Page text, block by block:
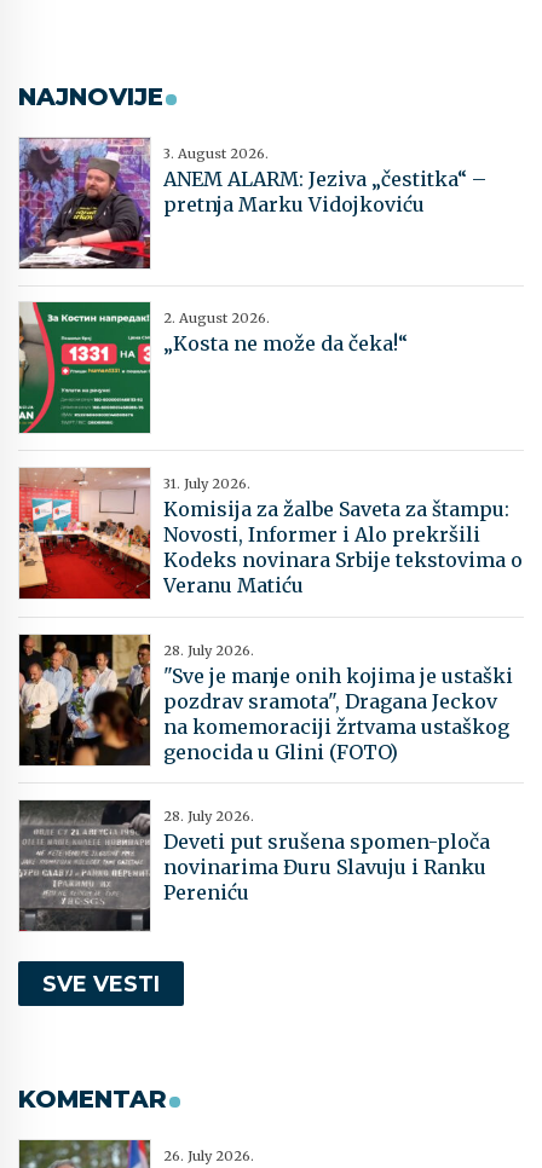
NAJNOVIJE
3. August 2026.
ANEM ALARM: Jeziva „čestitka“ –
pretnja Marku Vidojkoviću
2. August 2026.
„Kosta ne može da čeka!“
31. July 2026.
Komisija za žalbe Saveta za štampu:
Novosti, Informer i Alo prekršili
Kodeks novinara Srbije tekstovima o
Veranu Matiću
28. July 2026.
"Sve je manje onih kojima je ustaški
pozdrav sramota", Dragana Jeckov
na komemoraciji žrtvama ustaškog
genocida u Glini (FOTO)
28. July 2026.
Deveti put srušena spomen-ploča
novinarima Đuru Slavuju i Ranku
Pereniću
SVE VESTI
KOMENTAR
26. July 2026.